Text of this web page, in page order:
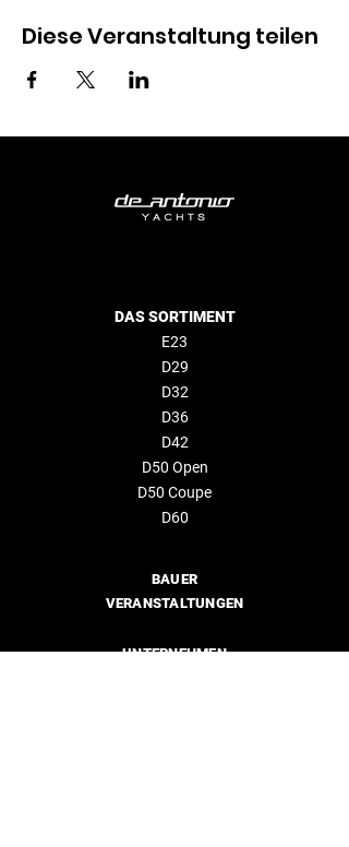
Diese Veranstaltung teilen
DAS SORTIMENT
E23
D29
D32
D36
D42
D50 Open
D50 Coupe
D60
BAUER
VERANSTALTUNGEN
UNTERNEHMEN